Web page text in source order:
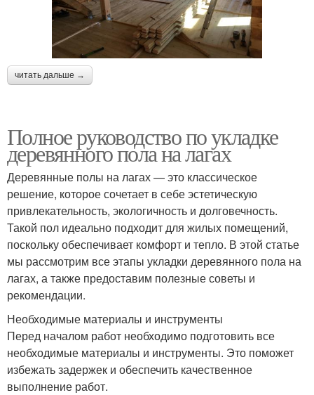
читать дальше →
Полное руководство по укладке
деревянного пола на лагах
Деревянные полы на лагах — это классическое
решение, которое сочетает в себе эстетическую
привлекательность, экологичность и долговечность.
Такой пол идеально подходит для жилых помещений,
поскольку обеспечивает комфорт и тепло. В этой статье
мы рассмотрим все этапы укладки деревянного пола на
лагах, а также предоставим полезные советы и
рекомендации.
Необходимые материалы и инструменты
Перед началом работ необходимо подготовить все
необходимые материалы и инструменты. Это поможет
избежать задержек и обеспечить качественное
выполнение работ.